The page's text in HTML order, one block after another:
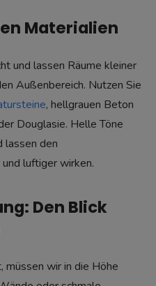
Materialien
und lassen Räume kleiner
Außenbereich. Nutzen Sie
, hellgrauen Beton
Douglasie. Helle Töne
lassen den
luftiger wirken.
Den Blick
müssen wir in die Höhe